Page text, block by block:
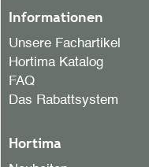
Informationen
Unsere Fachartikel
Hortima Katalog
FAQ
Das Rabattsystem
Hortima